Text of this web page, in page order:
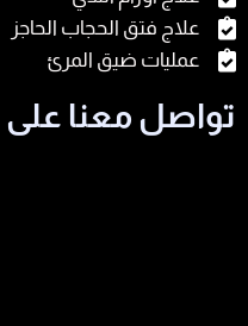
علاج فتق الحجاب الحاجز
عمليات ضيق المرئ
تواصل معنا على 01113990919